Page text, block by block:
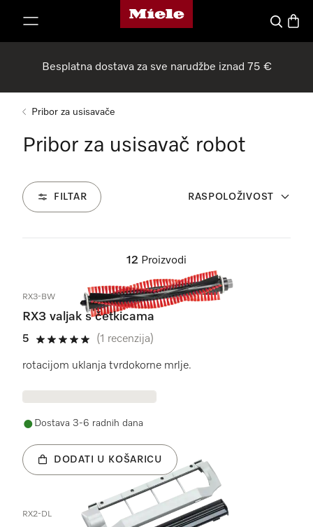
Miele početna stranica
Pretraga
Besplatna dostava za sve narudžbe iznad 75 €
Pribor za usisavače
Pribor za usisavač robot
FILTAR RASPOLOŽIVOST
12 Proizvodi
RX3-BW
RX3 valjak s četkicama
5
5 od 5
(1 recenzija)
rotacijom uklanja tvrdokorne mrlje.
Dostava 3-6 radnih dana
DODATI U KOŠARICU
RX2-DL